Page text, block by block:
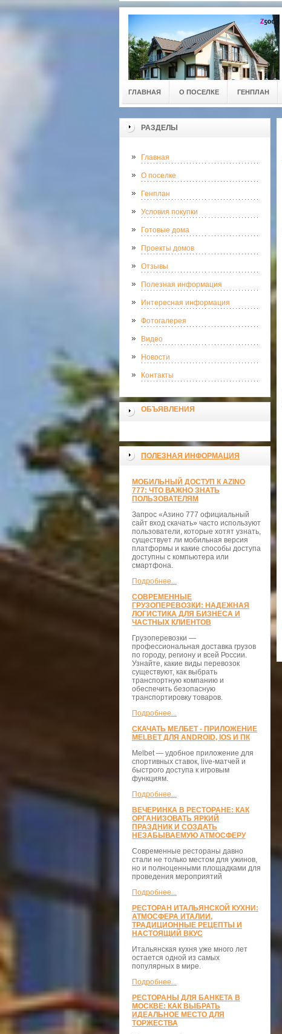
ГЛАВНАЯ О ПОСЕЛКЕ ГЕНПЛАН
РАЗДЕЛЫ
Главная
О поселке
Генплан
Условия покупки
Готовые дома
Проекты домов
Отзывы
Полезная информация
Интересная информация
Фотогалерея
Видео
Новости
Контакты
ОБЪЯВЛЕНИЯ
ПОЛЕЗНАЯ ИНФОРМАЦИЯ
МОБИЛЬНЫЙ ДОСТУП К AZINO
777: ЧТО ВАЖНО ЗНАТЬ
ПОЛЬЗОВАТЕЛЯМ
Запрос «Азино 777 официальный
сайт вход скачать» часто используют
пользователи, которые хотят узнать,
существует ли мобильная версия
платформы и какие способы доступа
доступны с компьютера или
смартфона.
Подробнее...
СОВРЕМЕННЫЕ
ГРУЗОПЕРЕВОЗКИ: НАДЕЖНАЯ
ЛОГИСТИКА ДЛЯ БИЗНЕСА И
ЧАСТНЫХ КЛИЕНТОВ
Грузоперевозки —
профессиональная доставка грузов
по городу, региону и всей России.
Узнайте, какие виды перевозок
существуют, как выбрать
транспортную компанию и
обеспечить безопасную
транспортировку товаров.
Подробнее...
СКАЧАТЬ МЕЛБЕТ - ПРИЛОЖЕНИЕ
MELBET ДЛЯ ANDROID, IOS И ПК
Melbet — удобное приложение для
спортивных ставок, live-матчей и
быстрого доступа к игровым
функциям.
Подробнее...
ВЕЧЕРИНКА В РЕСТОРАНЕ: КАК
ОРГАНИЗОВАТЬ ЯРКИЙ
ПРАЗДНИК И СОЗДАТЬ
НЕЗАБЫВАЕМУЮ АТМОСФЕРУ
Современные рестораны давно
стали не только местом для ужинов,
но и полноценными площадками для
проведения мероприятий
Подробнее...
РЕСТОРАН ИТАЛЬЯНСКОЙ КУХНИ:
АТМОСФЕРА ИТАЛИИ,
ТРАДИЦИОННЫЕ РЕЦЕПТЫ И
НАСТОЯЩИЙ ВКУС
Итальянская кухня уже много лет
остается одной из самых
популярных в мире.
Подробнее...
РЕСТОРАНЫ ДЛЯ БАНКЕТА В
МОСКВЕ: КАК ВЫБРАТЬ
ИДЕАЛЬНОЕ МЕСТО ДЛЯ
ТОРЖЕСТВА